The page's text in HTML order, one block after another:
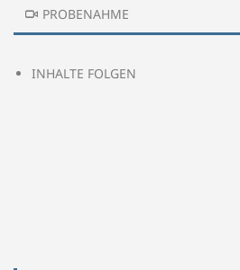
PROBENAHME
INHALTE FOLGEN